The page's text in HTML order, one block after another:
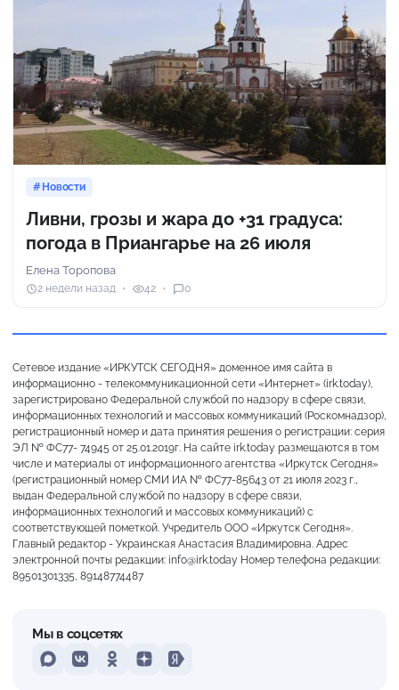
Новости
Ливни, грозы и жара до +31 градуса:
погода в Приангарье на 26 июля
Елена Торопова
2 недели назад 42 0
Сетевое издание «ИРКУТСК СЕГОДНЯ» доменное имя сайта в
информационно - телекоммуникационной сети «Интернет» (irk.today),
зарегистрировано Федеральной службой по надзору в сфере связи,
информационных технологий и массовых коммуникаций (Роскомнадзор),
регистрационный номер и дата принятия решения о регистрации: серия
ЭЛ № ФС77- 74945 от 25.01.2019г. На сайте irk.today размещаются в том
числе и материалы от информационного агентства «Иркутск Сегодня»
(регистрационный номер СМИ ИА № ФС77-85643 от 21 июля 2023 г.,
выдан Федеральной службой по надзору в сфере связи,
информационных технологий и массовых коммуникаций) с
соответствующей пометкой. Учредитель ООО «Иркутск Сегодня».
Главный редактор - Украинская Анастасия Владимировна. Адрес
электронной почты редакции: info@irk.today Номер телефона редакции:
89501301335, 89148774487
Мы в соцсетях
MAXVKontakteOdnoklassniki
DzenYandex